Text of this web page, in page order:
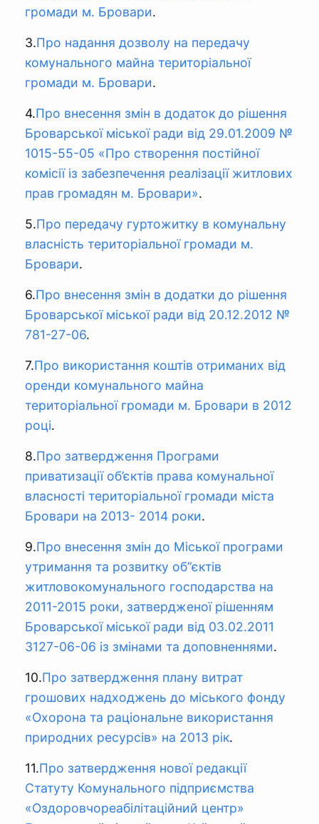
громади м. Бровари.
3.Про надання дозволу на передачу
комунального майна територіальної
громади м. Бровари.
4.Про внесення змін в додаток до рішення
Броварської міської ради від 29.01.2009 №
1015-55-05 «Про створення постійної
комісії із забезпечення реалізації житлових
прав громадян м. Бровари».
5.Про передачу гуртожитку в комунальну
власність територіальної громади м.
Бровари.
6.Про внесення змін в додатки до рішення
Броварської міської ради від 20.12.2012 №
781-27-06.
7.Про використання коштів отриманих від
оренди комунального майна
територіальної громади м. Бровари в 2012
році.
8.Про затвердження Програми
приватизації об’єктів права комунальної
власності територіальної громади міста
Бровари на 2013- 2014 роки.
9.Про внесення змін до Міської програми
утримання та розвитку об”єктів
житловокомунального господарства на
2011-2015 роки, затвердженої рішенням
Броварської міської ради від 03.02.2011
3127-06-06 із змінами та доповненнями.
10.Про затвердження плану витрат
грошових надходжень до міського фонду
«Охорона та раціональне використання
природних ресурсів» на 2013 рік.
11.Про затвердження нової редакції
Статуту Комунального підприємства
«Оздоровчореабілітаційний центр»